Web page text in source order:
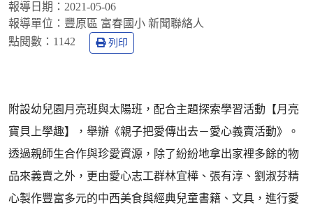
報導日期： 2021-05-06
報導單位： 豐原區 富春國小 新聞聯絡人
點閱數： 1142 列印
附設幼兒園月亮班與太陽班，配合主題探索學習活動【月亮
寶貝上學趣】，舉辦《親子把愛傳出去－愛心義賣活動》。
透過親師生合作與珍愛資源，除了紛紛地拿出家裡多餘的物
品來義賣之外，更由愛心志工群林宜樺、張有淳、劉淑芬精
心製作豐富多元的中西美食與經典兒童書籍、文具，進行愛